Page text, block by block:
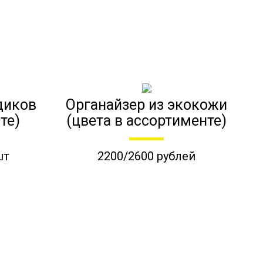
Органайзер из экокожи
(цвета в ассортименте)
2200/2600 рублей